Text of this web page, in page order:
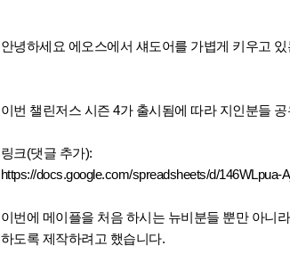
안녕하세요 에오스에서 섀도어를 가볍게 키우고
이번 챌린저스 시즌 4가 출시됨에 따라 지인분들
링크(댓글 추가):
https://docs.google.com/spreadsheets/d/
이번에 메이플을 처음 하시는 뉴비분들 뿐만 아니
하도록 제작하려고 했습니다.